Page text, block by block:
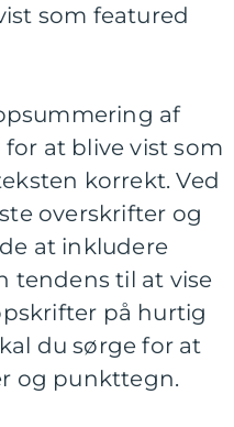
som featured
af
at blive vist som
korrekt. Ved
overskrifter og
at inkludere
tendens til at vise
på hurtig
du sørge for at
og punkttegn.